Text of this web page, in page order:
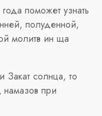
поможет узнать
полуденной,
молитв ин ща
солнца, то
намазов при